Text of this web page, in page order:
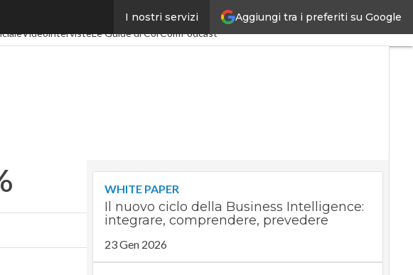
Aggiungi tra i preferiti su Google
I nostri servizi
SpacEconomy PA Digitale
VideointervisteLe Guide di CorComPodcast
WHITE PAPER
Il nuovo ciclo della Business Intelligence:
integrare, comprendere, prevedere
23 Gen 2026